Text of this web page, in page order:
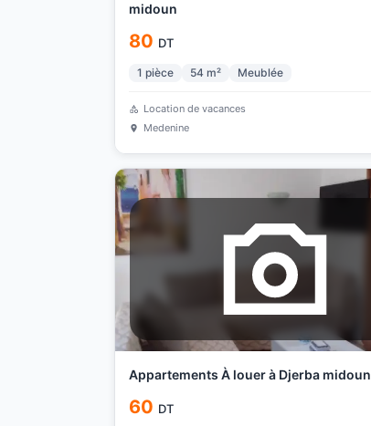
midoun
80 DT
1 pièce 54m² Meublée
Location de vacances
Medenine
Appartements À louer à Djerba midoun
60 DT